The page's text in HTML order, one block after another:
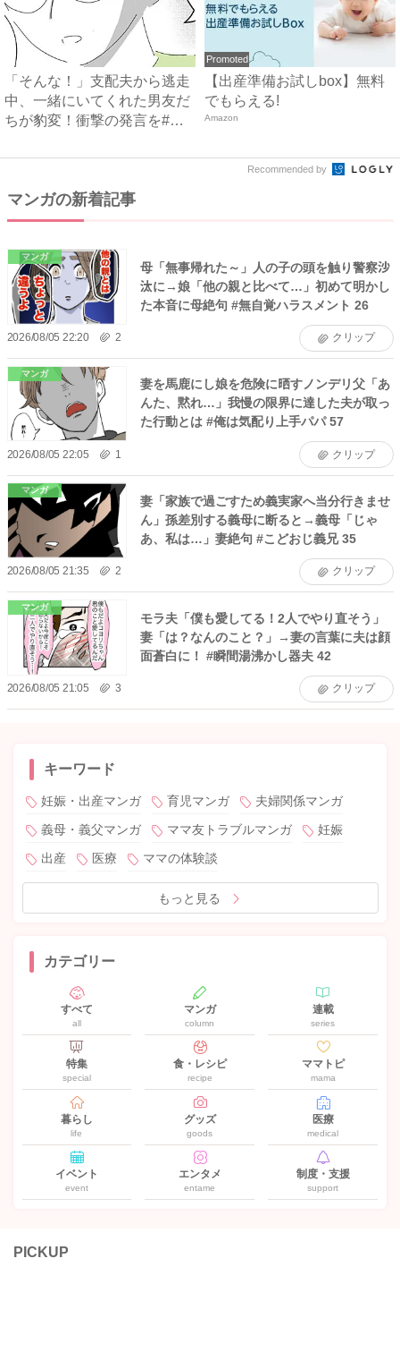
「そんな！」支配夫から逃走
中、一緒にいてくれた男友だ
ちが豹変！衝撃の発言を#ハ
Promoted
【出産準備お試しbox】無料
でもらえる!
Amazon
Recommended by
マンガの新着記事
マンガ
母「無事帰れた～」人の子の頭を触り警察沙
汰に→娘「他の親と比べて…」初めて明かし
た本音に母絶句 #無自覚ハラスメント 26
2026/08/05 22:20 2 クリップ
マンガ
妻を馬鹿にし娘を危険に晒すノンデリ父「あ
んた、黙れ…」我慢の限界に達した夫が取っ
た行動とは #俺は気配り上手パパ 57
2026/08/05 22:05 1 クリップ
マンガ
妻「家族で過ごすため義実家へ当分行きませ
ん」孫差別する義母に断ると→義母「じゃ
あ、私は…」妻絶句 #こどおじ義兄 35
2026/08/05 21:35 2 クリップ
マンガ
モラ夫「僕も愛してる！2人でやり直そう」
妻「は？なんのこと？」→妻の言葉に夫は顔
面蒼白に！ #瞬間湯沸かし器夫 42
2026/08/05 21:05 3 クリップ
キーワード
妊娠・出産マンガ 育児マンガ
夫婦関係マンガ
義母・義父マンガ
ママ友トラブルマンガ
妊娠
出産
医療 ママの体験談
もっと見る
カテゴリー
すべて
all
マンガ
column
連載
series
特集
special
食・レシピ
recipe
ママトピ
mama
暮らし
life
グッズ
goods
医療
medical
イベント
event
エンタメ
entame
制度・支援
support
PICKUP